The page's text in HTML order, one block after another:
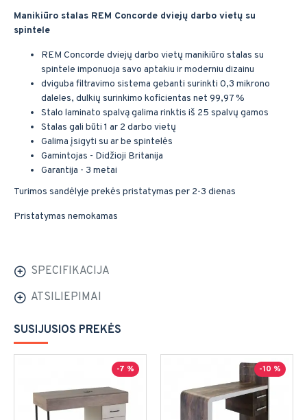
Manikiūro stalas REM Concorde dviejų darbo vietų su
spintele
REM Concorde dviejų darbo vietų manikiūro stalas su
spintele imponuoja savo aptakiu ir moderniu dizainu
dviguba filtravimo sistema gebanti surinkti 0,3 mikrono
daleles, dulkių surinkimo koficientas net 99,97 %
Stalo laminato spalvą galima rinktis iš 25 spalvų gamos
Stalas gali būti 1 ar 2 darbo vietų
Galima įsigyti su ar be spintelės
Gamintojas - Didžioji Britanija
Garantija - 3 metai
Turimos sandėlyje prekės pristatymas per 2-3 dienas
Pristatymas nemokamas
SPECIFIKACIJA
ATSILIEPIMAI
SUSIJUSIOS PREKĖS
-7 % -10 %